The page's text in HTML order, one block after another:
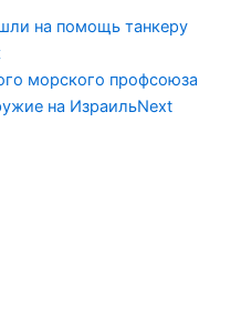
на помощь танкеру
морского профсоюза
на ИзраильNext